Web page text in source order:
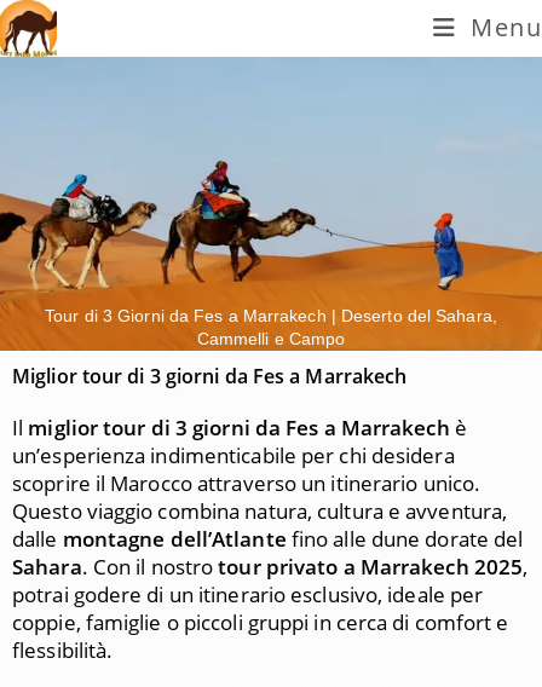
Menu
Tour di 3 Giorni da Fes a Marrakech | Deserto del Sahara,
Cammelli e Campo
Miglior tour di 3 giorni da Fes a Marrakech
Il miglior tour di 3 giorni da Fes a Marrakech è
un’esperienza indimenticabile per chi desidera
scoprire il Marocco attraverso un itinerario unico.
Questo viaggio combina natura, cultura e avventura,
dalle montagne dell’Atlante fino alle dune dorate del
Sahara. Con il nostrotour privato a Marrakech 2025,
potrai godere di un itinerario esclusivo, ideale per
coppie, famiglie o piccoli gruppi in cerca di comfort e
flessibilità.